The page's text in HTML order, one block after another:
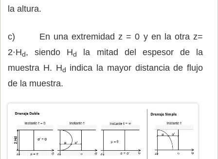
la altura.
c) En una extremidad z = 0 y en la otra z=
2⋅Hd , siendo Hd
la mitad del espesor de la
muestra H. Hd
indica la mayor distancia de flujo
de la muestra.